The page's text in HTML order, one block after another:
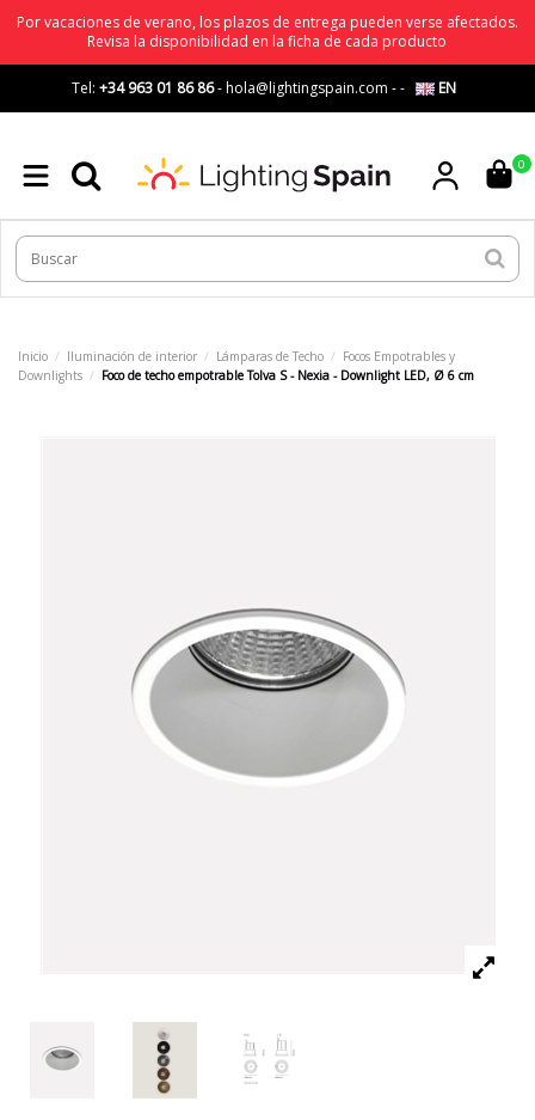
Por vacaciones de verano, los plazos de entrega pueden verse afectados.
Revisa la disponibilidad en la ficha de cada producto
Tel: +34 963 01 86 86-hola@lightingspain.com -- EN
0
Inicio Iluminación de interior Lámparas de Techo
Focos Empotrables y
Downlights
Foco de techo empotrable Tolva S - Nexia - Downlight LED, Ø 6 cm